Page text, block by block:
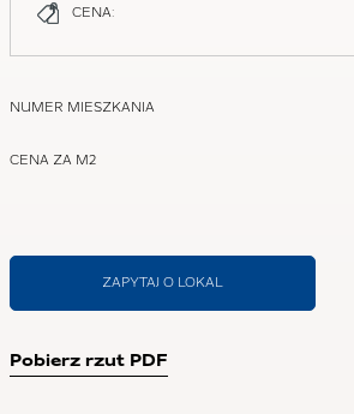
CENA:
NUMER MIESZKANIA
CENA ZA M2
ZAPYTAJ O LOKAL
Pobierz rzut PDF